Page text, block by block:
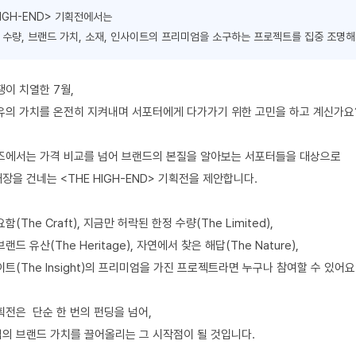
END> 기획전에서는
량, 브랜드 가치, 소재, 인사이트의 프리미엄을 소구하는 프로젝트를 집중 조명
이 치열한 7월,
의 가치를 온전히 지켜내며 서포터에게 다가가기 위한 고민을 하고 계신가
서는 가격 비교를 넘어 브랜드의 본질을 알아보는 서포터들을 대상으로
장을 건네는 <THE HIGH-END> 기획전을 제안합니다.
함(The Craft), 지금만 허락된 한정 수량(The Limited),
랜드 유산(The Heritage), 자연에서 찾은 해답(The Nature),
트(The Insight)의 프리미엄을 가진 프로젝트라면 누구나 참여할 수 있어
전은 단순 한 번의 펀딩을 넘어,
브랜드 가치를 끌어올리는 그 시작점이 될 것입니다.